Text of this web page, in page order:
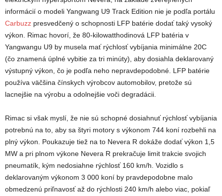
informácií o modeli Yangwang U9 Track Edition nie je podľa portálu
Carbuzz presvedčený o schopnosti LFP batérie dodať taký vysoký
výkon. Rimac hovorí, že 80-kilowatthodinová LFP batéria v
Yangwangu U9 by musela mať rýchlosť vybíjania minimálne 20C
(čo znamená úplné vybitie za tri minúty), aby dosiahla deklarovaný
výstupný výkon, čo je podľa neho nepravdepodobné. LFP batérie
používa väčšina čínskych výrobcov automobilov, pretože sú
lacnejšie na výrobu a odolnejšie voči degradácii.
Rimac si však myslí, že nie sú schopné dosiahnuť rýchlosť vybíjania
potrebnú na to, aby sa štyri motory s výkonom 744 koní rozbehli na
plný výkon. Poukazuje tiež na to Nevera R dokáže dodať výkon 1,5
MW a pri plnom výkone Nevera R prekračuje limit trakcie svojich
pneumatík, kým nedosiahne rýchlosť 160 km/h. Vozidlo s
deklarovaným výkonom 3 000 koní by pravdepodobne malo
obmedzenú priľnavosť až do rýchlosti 240 km/h alebo viac, pokiaľ